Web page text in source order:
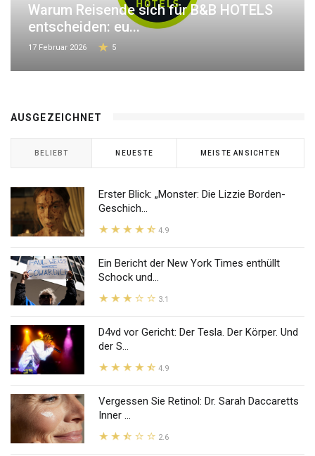
Warum Reisende sich für B&B HOTELS
entscheiden: eu...
17 Februar 2026 5
AUSGEZEICHNET
BELIEBT NEUESTE MEISTE ANSICHTEN
Erster Blick: „Monster: Die Lizzie Borden-
Geschich...
4.9
Ein Bericht der New York Times enthüllt
Schock und...
3.1
D4vd vor Gericht: Der Tesla. Der Körper. Und
der S...
4.9
Vergessen Sie Retinol: Dr. Sarah Daccaretts
Inner ...
2.6